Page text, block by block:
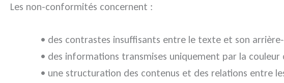
Les non-conformités concernent :
• des contrastes insuffisants entre le texte et son
• des informations transmises uniquement par la
• une structuration des contenus et des relations entre